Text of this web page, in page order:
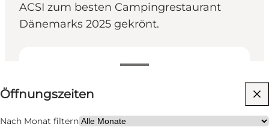
ACSI zum besten Campingrestaurant
Dänemarks 2025 gekrönt.
Öffnungszeiten anzeigen
Öffnungszeiten
Nach Monat filtern
Website besuchen
Kinder, Mein Partner, Freunde, Mir selbst